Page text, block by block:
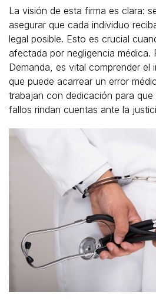
La visión de esta firma es clara:
asegurar que cada individuo
legal posible. Esto es crucial
afectada por negligencia médica.
Demanda, es vital comprender el
que puede acarrear un error
trabajan con dedicación para
fallos rindan cuentas ante la